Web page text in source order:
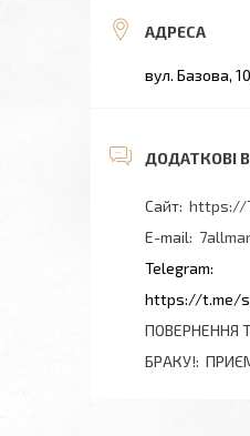
вул. Базова,
https://
https://t.me/
ПОВЕРНЕННЯ
БРАКУ!